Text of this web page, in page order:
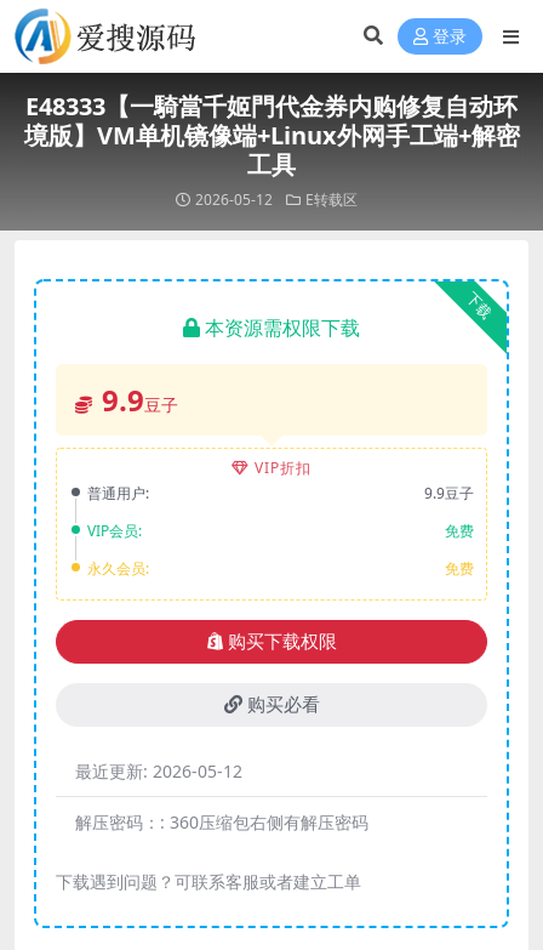
登录
E48333【一騎當千姬門代金券内购修复自动环
境版】VM单机镜像端+Linux外网手工端+解密
工具
2026-05-12 E转载区
下载
本资源需权限下载
9.9豆子
VIP折扣
普通用户:
9.9豆子
VIP会员:
免费
永久会员:
免费
购买下载权限
购买必看
最近更新: 2026-05-12
解压密码：: 360压缩包右侧有解压密码
下载遇到问题？可联系客服或者建立工单